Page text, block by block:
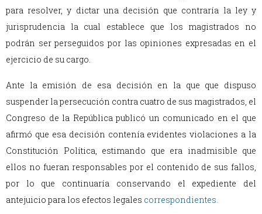
para resolver, y dictar una decisión que contraría la ley y
jurisprudencia la cual establece que los magistrados no
podrán ser perseguidos por las opiniones expresadas en el
ejercicio de su cargo.
Ante la emisión de esa decisión en la que que dispuso
suspender la persecución contra cuatro de sus magistrados, el
Congreso de la República publicó un comunicado en el que
afirmó que esa decisión contenía evidentes violaciones a la
Constitución Política, estimando que era inadmisible que
ellos no fueran responsables por el contenido de sus fallos,
por lo que continuaría conservando el expediente del
antejuicio para los efectos legales correspondientes.